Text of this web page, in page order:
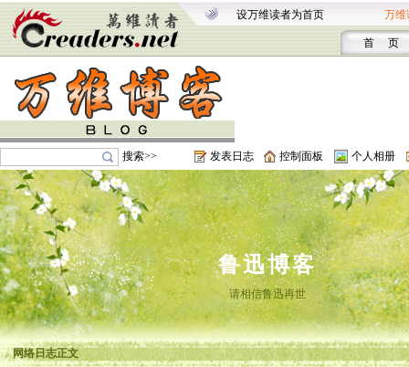
设万维读者为首页 万维
首 页
搜索>> 发表日志 控制面板 个人相册
鲁迅博客
请相信鲁迅再世
网络日志正文